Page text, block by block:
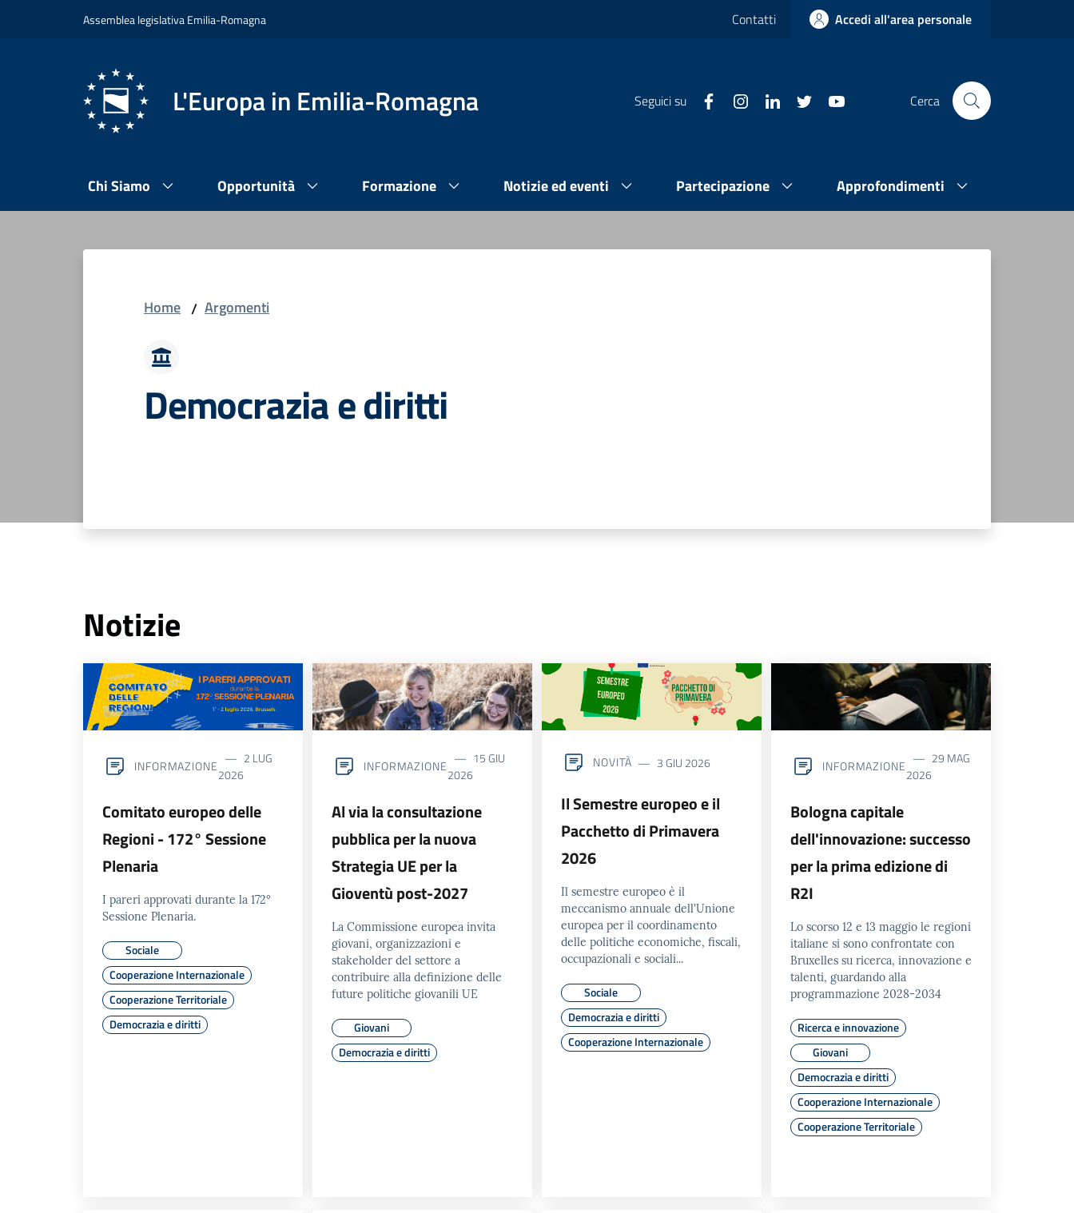
Vai al contenuto
Vai alla navigazioneAssemblea legislativa Emilia-Romagna Contatti Accedi all'area personale
L'Europa in Emilia-Romagna Seguici su Cerca
Chi Siamo Opportunità Formazione Notizie ed eventi Partecipazione Approfondimenti
Home / Argomenti
Democrazia e diritti
Notizie
INFORMAZIONE
2 LUG
2026
Comitato europeo delle
Regioni - 172° Sessione
Plenaria
I pareri approvati durante la 172°
Sessione Plenaria.
Sociale
Cooperazione Internazionale
Cooperazione Territoriale
Democrazia e diritti
INFORMAZIONE
15 GIU
2026
Al via la consultazione
pubblica per la nuova
Strategia UE per la
Gioventù post-2027
La Commissione europea invita
giovani, organizzazioni e
stakeholder del settore a
contribuire alla definizione delle
future politiche giovanili UE
Giovani
Democrazia e diritti
NOVITÀ 3 GIU 2026
Il Semestre europeo e il
Pacchetto di Primavera
2026
Il semestre europeo è il
meccanismo annuale dell'Unione
europea per il coordinamento
delle politiche economiche, fiscali,
occupazionali e sociali...
Sociale
Democrazia e diritti
Cooperazione Internazionale
INFORMAZIONE
29 MAG
2026
Bologna capitale
dell'innovazione: successo
per la prima edizione di
R2I
Lo scorso 12 e 13 maggio le regioni
italiane si sono confrontate con
Bruxelles su ricerca, innovazione e
talenti, guardando alla
programmazione 2028-2034
Ricerca e innovazione
Giovani
Democrazia e diritti
Cooperazione Internazionale
Cooperazione Territoriale